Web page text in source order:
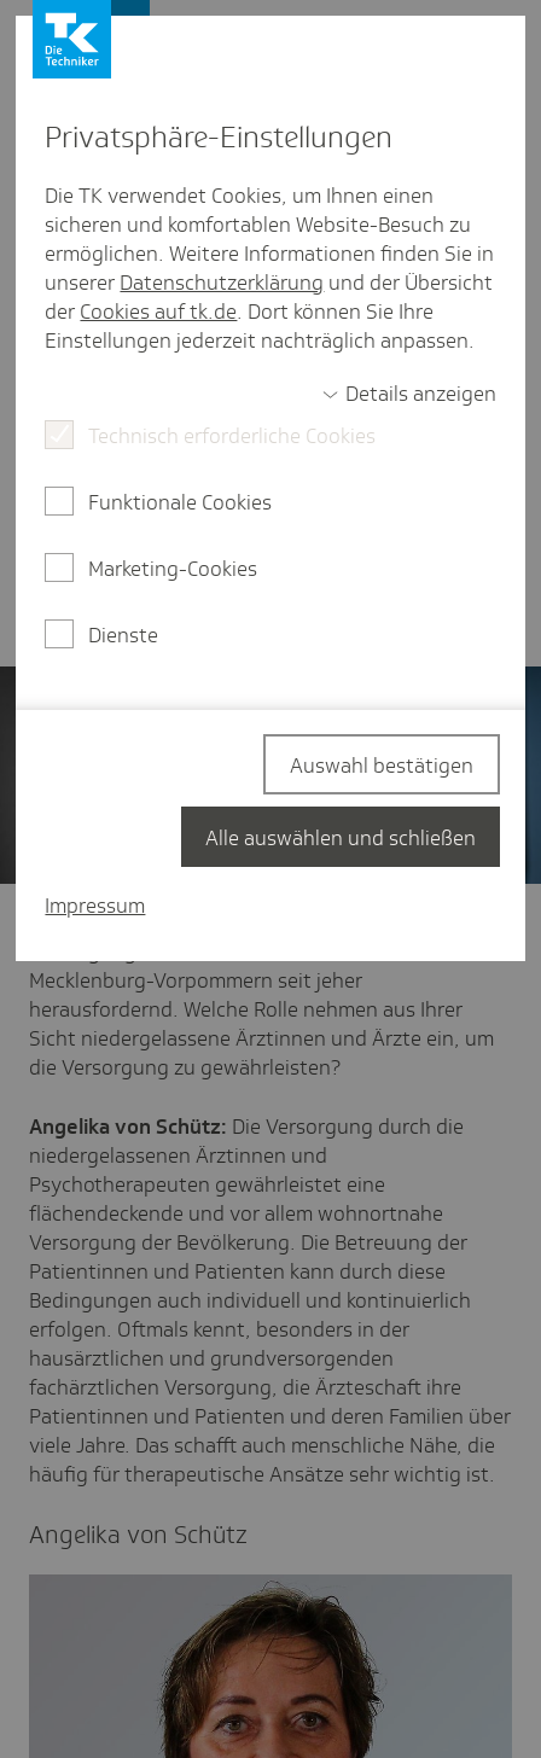
Inter­view zur ambu­lanten
Versor­gung mit Ange­lika von
Schütz
Inter­view aus Meck­len­burg-Vorpom­mern
Die Kassenärztliche Vereinigung Mecklenburg-
Vorpommern verantwortet die Sicherstellung der
ambulanten Versorgung. Im Interview erläutert
die Vorsitzende des Vorstands die aktuelle
3 Minuten Lesezeit
Presse und Politik Gesundheitspolitik
TK:Sehr geehrte Frau Vorsitzende, die medizinische
Mecklenburg-Vorpommern seit jeher
herausfordernd. Welche Rolle nehmen aus Ihrer
Sicht niedergelassene Ärztinnen und Ärzte ein, um
die Versorgung zu gewährleisten?
Angelika von Schütz: Die Versorgung durch die
niedergelassenen Ärztinnen und
Psychotherapeuten gewährleistet eine
flächendeckende und vor allem wohnortnahe
Versorgung der Bevölkerung. Die Betreuung der
Patientinnen und Patienten kann durch diese
Bedingungen auch individuell und kontinuierlich
erfolgen. Oftmals kennt, besonders in der
hausärztlichen und grundversorgenden
fachärztlichen Versorgung, die Ärzteschaft ihre
Patientinnen und Patienten und deren Familien über
viele Jahre. Das schafft auch menschliche Nähe, die
häufig für therapeutische Ansätze sehr wichtig ist.
Ange­lika von Schütz
Privat­sphäre-Einstel­lungen
Die TK verwendet Cookies, um Ihnen einen
sicheren und komfortablen Website-Besuch zu
ermöglichen. Weitere Informationen finden Sie in
unserer Datenschutzerklärung und der Übersicht
der Cookies auf tk.de. Dort können Sie Ihre
Einstellungen jederzeit nachträglich anpassen.
Details anzeigen
Technisch erforderliche Cookies
Funktionale Cookies
Marketing-Cookies
Dienste
Impressum
Auswahl bestätigen
Alle auswählen und schließen